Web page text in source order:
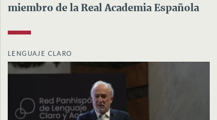
miembro de la Real Academia Española
LENGUAJE CLARO